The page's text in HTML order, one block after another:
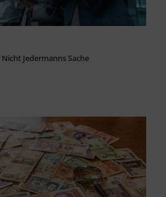
Jedermanns Sache